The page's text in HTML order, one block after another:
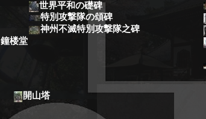
鐘楼堂
開山塔
神州不滅特別攻撃隊之碑
世界平和の礎碑
特別攻撃隊の頌碑